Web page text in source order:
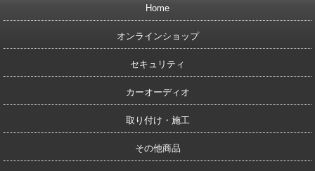
Home
オンラインショップ
セキュリティ
カーオーディオ
取り付け・施工
その他商品